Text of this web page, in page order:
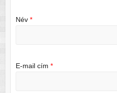
Név *
E-mail cím *